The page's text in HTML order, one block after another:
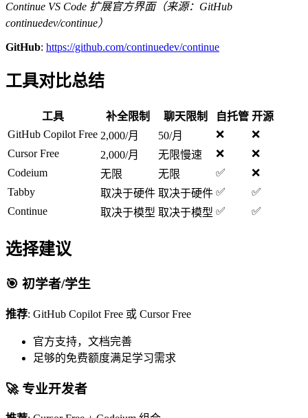
Continue VS Code 扩展官方界面（来源：GitHub
continuedev/continue）
GitHub: https://github.com/continuedev/continue
工具对比总结
工具 补全限制 聊天限制 自托管 开源
GitHub Copilot Free 2,000/月 50/月 ❌
❌
Cursor Free
2,000/月 无限慢速 ❌
❌
Codeium
无限 无限 ✅
❌
Tabby
取决于硬件 取决于硬件 ✅
✅
Continue
取决于模型 取决于模型 ✅ ✅
选择建议
🎯 初学者/学生
推荐: GitHub Copilot Free 或 Cursor Free
官方支持，文档完善
足够的免费额度满足学习需求
🚀 专业开发者